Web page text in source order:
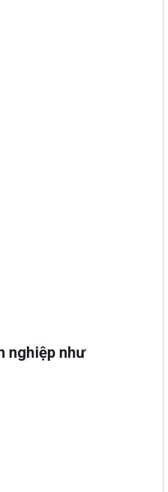
nghiệp như